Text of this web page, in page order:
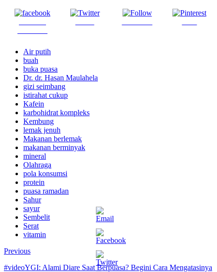
Air putih
buah
buka puasa
Dr. dr. Hasan Maulahela
gizi seimbang
istirahat cukup
Kafein
karbohidrat kompleks
Kembung
lemak jenuh
Makanan berlemak
makanan berminyak
mineral
Olahraga
pola konsumsi
protein
puasa ramadan
Sahur
sayur
Sembelit
Serat
vitamin
Previous
#videoYGI: Alami Diare Saat Berpuasa? Begini Cara Mengatasinya